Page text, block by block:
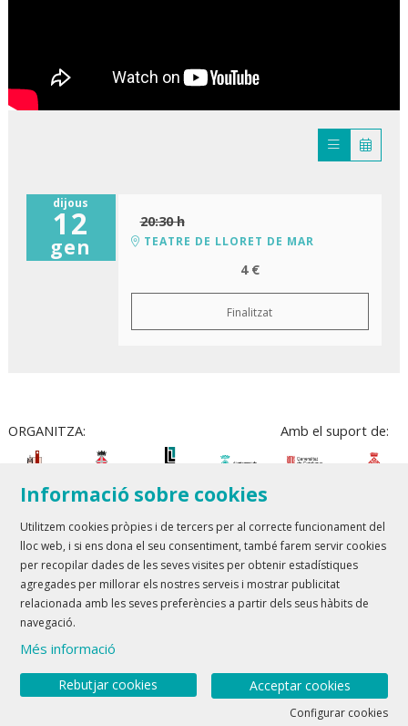
dijous
12
gen
20:30 h
TEATRE DE LLORET DE MAR
4 €
Finalitzat
ORGANITZA: Amb el suport de:
Teatre Lloret de Mar| T 972 361 835
Teatre de Blanes| T 972 358 473
Avís Legal Ús de Cookies Contactar
Link a youtube
Link a twitter
Informació sobre cookies
Utilitzem cookies pròpies i de tercers per al correcte funcionament del
lloc web, i si ens dona el seu consentiment, també farem servir cookies
per recopilar dades de les seves visites per obtenir estadístiques
agregades per millorar els nostres serveis i mostrar publicitat
relacionada amb les seves preferències a partir dels seus hàbits de
navegació.
Més informació
Acceptar cookies
Rebutjar cookies
Configurar cookies